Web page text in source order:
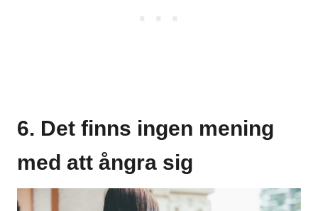
6. Det finns ingen mening
med att ångra sig